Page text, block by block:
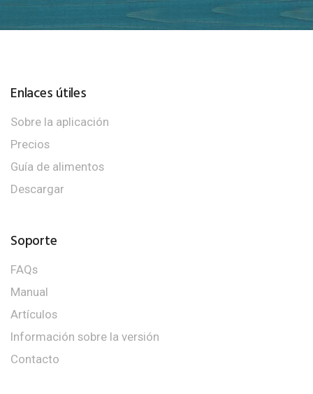
Enlaces útiles
Sobre la aplicación
Precios
Guía de alimentos
Descargar
Soporte
FAQs
Manual
Artículos
Información sobre la versión
Contacto